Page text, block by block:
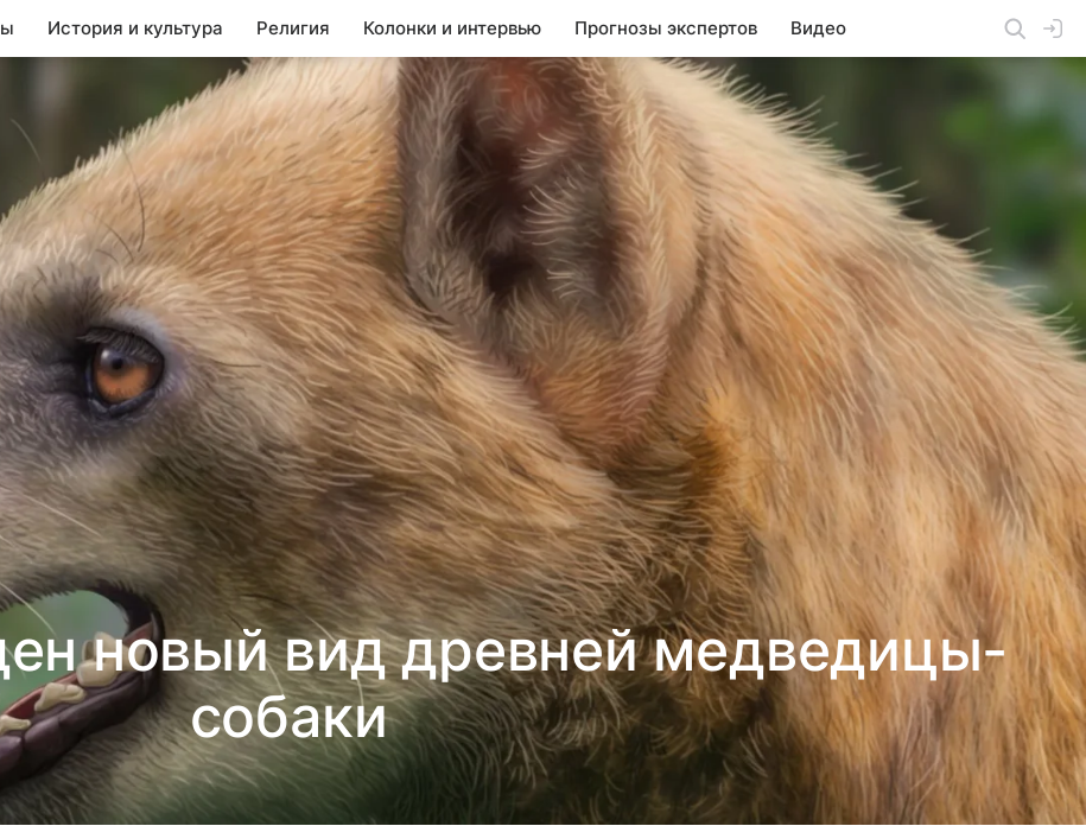
История и культура Религия Колонки и интервью Прогнозы экспертов Видео
новый вид древней медведицы-
собаки